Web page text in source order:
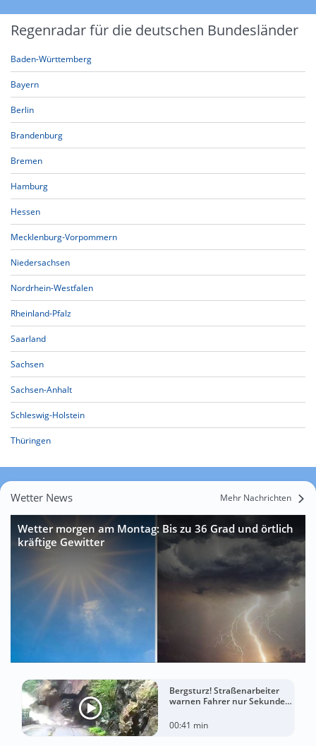
Regenradar für die deutschen Bundesländer
Baden-Württemberg
Bayern
Berlin
Brandenburg
Bremen
Hamburg
Hessen
Mecklenburg-Vorpommern
Niedersachsen
Nordrhein-Westfalen
Rheinland-Pfalz
Saarland
Sachsen
Sachsen-Anhalt
Schleswig-Holstein
Thüringen
Wetter News Mehr Nachrichten
Wetter morgen am Montag: Bis zu 36 Grad und örtlich
kräftige Gewitter
Bergsturz! Straßenarbeiter
warnen Fahrer nur Sekunden
00:41 min